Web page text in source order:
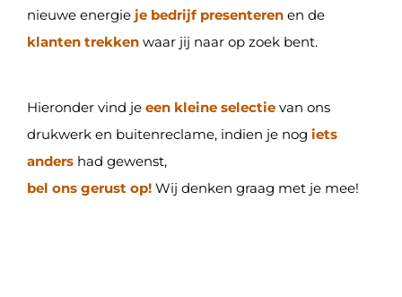
nieuwe energie je bedrijf presenteren en de
klanten trekken waar jij naar op zoek bent.
Hieronder vind je een kleine selectie van ons
drukwerk en buitenreclame, indien je nog iets
anders had gewenst,
bel ons gerust op! Wij denken graag met je mee!